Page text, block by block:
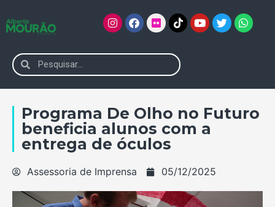
Programa De Olho no Futuro
beneficia alunos com a
entrega de óculos
Assessoria de Imprensa 05/12/2025